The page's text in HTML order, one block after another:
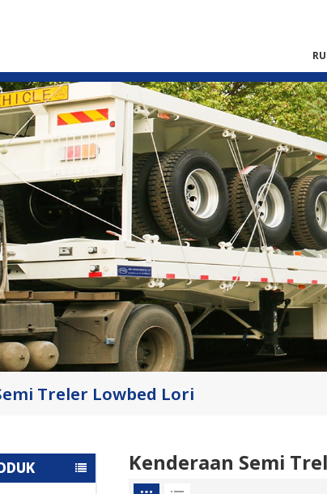
Treler Lowbed Lori
Kenderaan Semi